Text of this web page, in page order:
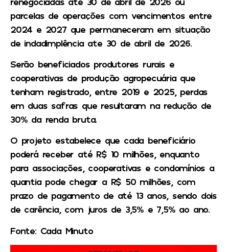
parcelas de operações com vencimentos entre
2024 e 2027 que permaneceram em situação
de indadimplência ate 30 de abril de 2026.
Serão beneficiados produtores rurais e
cooperativas de produção agropecuária que
tenham registrado, entre 2019 e 2025, perdas
em duas safras que resultaram na redução de
30% da renda bruta.
O projeto estabelece que cada beneficiário
poderá receber até R$ 10 milhões, enquanto
para associações, cooperativas e condomínios a
quantia pode chegar a R$ 50 milhões, com
prazo de pagamento de até 13 anos, sendo dois
de carência, com juros de 3,5% e 7,5% ao ano.
Fonte: Cada Minuto